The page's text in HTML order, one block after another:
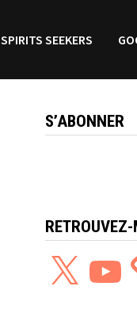
SPIRITS SEEKERS
S’ABONNER
YouTube